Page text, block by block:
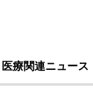
療関連ニュース